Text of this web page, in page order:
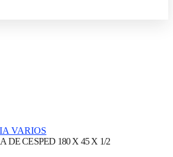
VARIOS
DE CESPED 180 X 45 X 1/2